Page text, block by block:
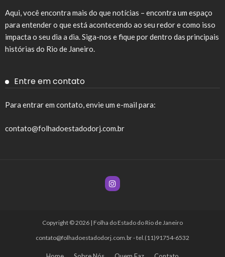
Aqui, você encontra mais do que notícias – encontra um espaço
para entender o que está acontecendo ao seu redor e como isso
impacta o seu dia a dia. Siga-nos e fique por dentro das principais
histórias do Rio de Janeiro.
Entre em contato
Para entrar em contato, envie um e-mail para:
contato@folhadoestadodorj.com.br
Copyright © 2026 | Folha do Estado do Rio de Janeiro
contato@folhadoestadodorj.com.br- tel.(11)91754-6532